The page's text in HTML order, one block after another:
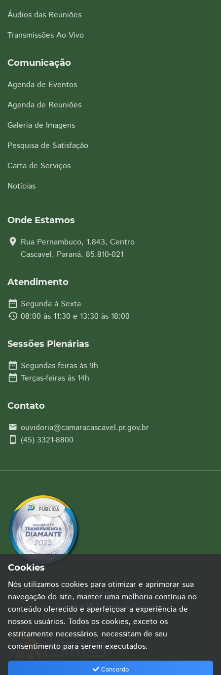
Áudios das Reuniões
Transmissões Ao Vivo
Comunicação
Agenda de Eventos
Agenda de Reuniões
Galeria de Imagens
Pesquisa de Satisfação
Carta de Serviços
Notícias
Onde Estamos
location_on Rua Pernambuco, 1.843, Centro
Cascavel, Paraná, 85.810-021
Atendimento
date_range Segunda à Sexta
history 08:00 às 11:30 e 13:30 às 18:00
Sessões Plenárias
date_range Segundas-feiras às 9h
date_range Terças-feiras às 14h
Contato
email ouvidoria@camaracascavel.pr.gov.br
smartphone (45) 3321-8800
Copyright © 2026
Câmara Municipal de Cascavel
Cookies
Nós utilizamos cookies para otimizar e aprimorar sua
navegação do site, manter uma melhoria contínua no
conteúdo oferecido e aperfeiçoar a experiência de
nossos usuários. Todos os cookies, exceto os
estritamente necessários, necessitam de seu
consentimento para serem executados.
Concordo